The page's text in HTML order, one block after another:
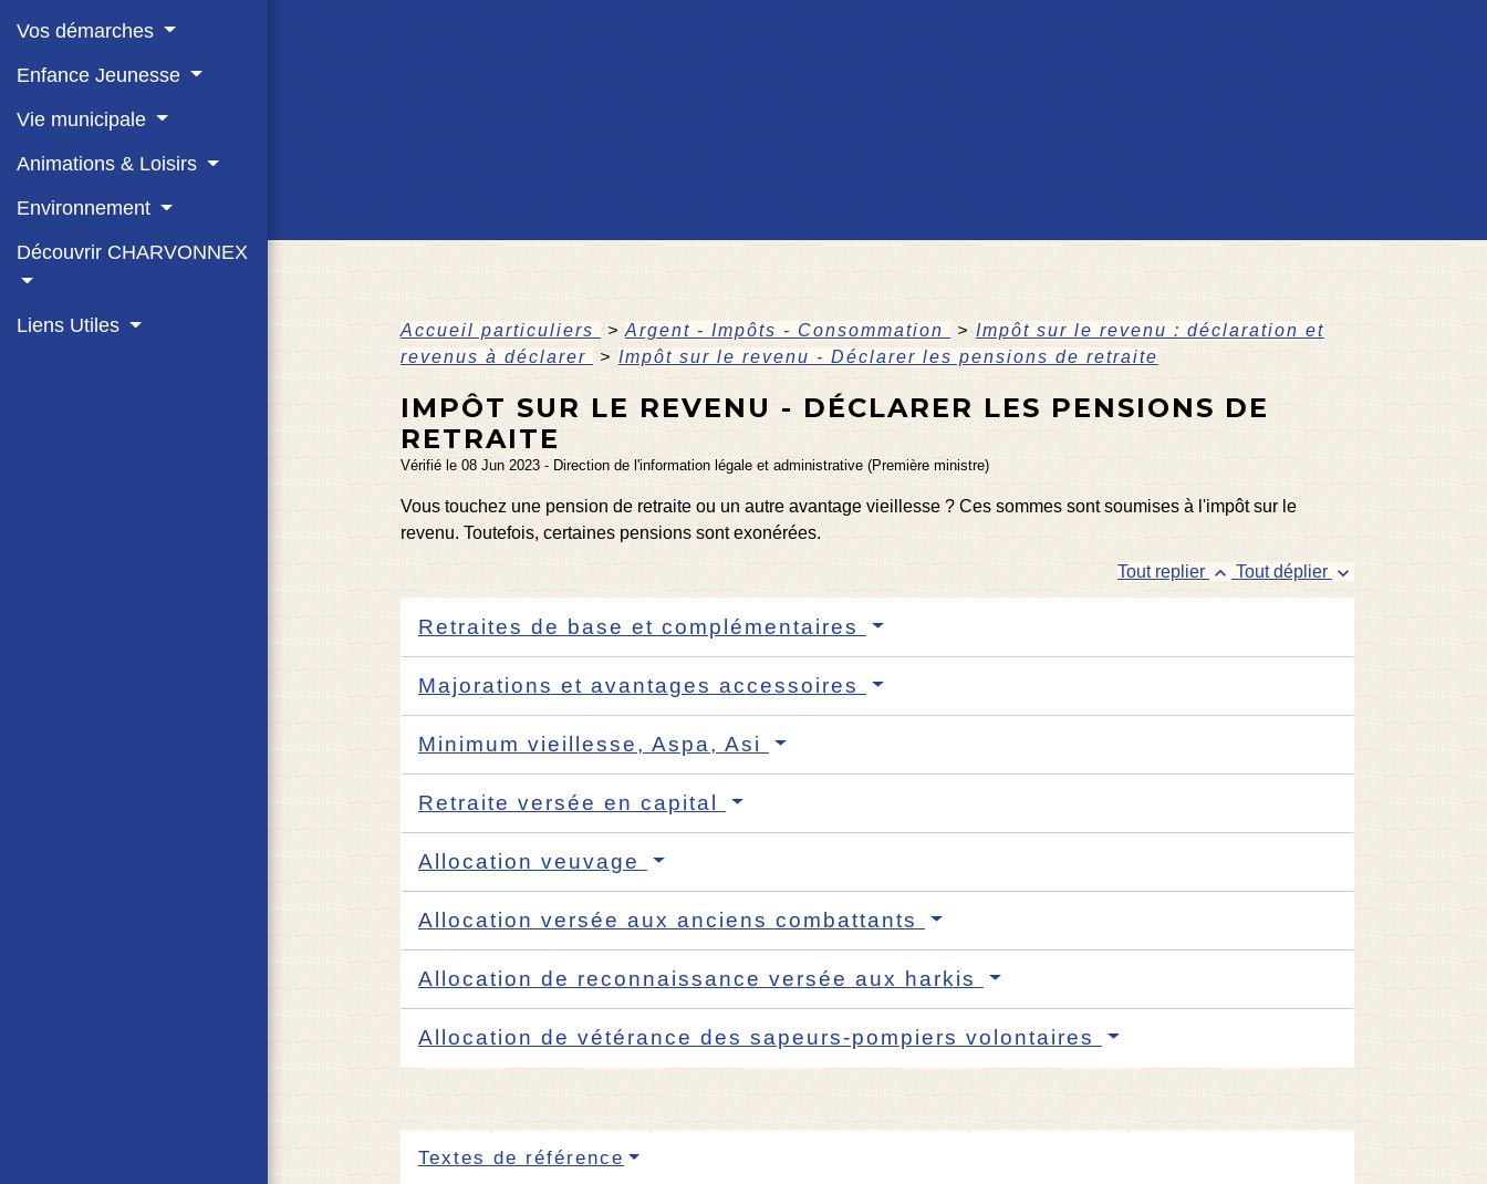
Vos démarches
Enfance Jeunesse
Vie municipale
Animations & Loisirs
Environnement
Découvrir CHARVONNEX
Liens Utiles Accueil particuliers > Argent - Impôts - Consommation > Impôt sur le revenu : déclaration et
revenus à déclarer > Impôt sur le revenu - Déclarer les pensions de retraite
IMPÔT SUR LE REVENU - DÉCLARER LES PENSIONS DE
RETRAITE
Vérifié le 08 Jun 2023 - Direction de l'information légale et administrative (Première ministre)
Vous touchez une pension de retraite ou un autre avantage vieillesse ? Ces sommes sont soumises à l'impôt sur le
revenu. Toutefois, certaines pensions sont exonérées.
Tout replier keyboard_arrow_up Tout déplier keyboard_arrow_down
Retraites de base et complémentaires
Majorations et avantages accessoires
Minimum vieillesse, Aspa, Asi
Retraite versée en capital
Allocation veuvage
Allocation versée aux anciens combattants
Allocation de reconnaissance versée aux harkis
Allocation de vétérance des sapeurs-pompiers volontaires
Textes de référence